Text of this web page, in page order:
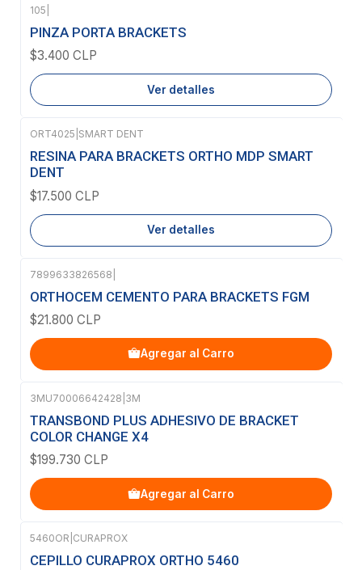
Agotado
105
PINZA PORTA BRACKETS
$3.400 CLP
Ver detalles
Agotado
ORT4025 SMART DENT
RESINA PARA BRACKETS ORTHO MDP SMART
DENT
$17.500 CLP
Ver detalles
7899633826568
ORTHOCEM CEMENTO PARA BRACKETS FGM
$21.800 CLP
Agregar al Carro
3MU70006642428 3M
TRANSBOND PLUS ADHESIVO DE BRACKET
COLOR CHANGE X4
$199.730 CLP
Agregar al Carro
5460OR CURAPROX
CEPILLO CURAPROX ORTHO 5460